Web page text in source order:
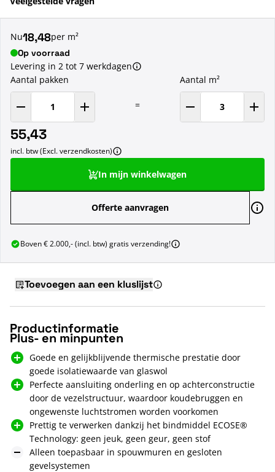
Nu18,48per m²
Op voorraad
Levering in 2 tot 7 werkdagen
Aantal pakken
=
Aantal m²
55,43
incl. btw (Excl. verzendkosten)
In mijn winkelwagen
Offerte aanvragen
Boven € 2.000,- (incl. btw) gratis verzending!
Toevoegen aan een kluslijst
Productinformatie
Plus- en minpunten
Goede en gelijkblijvende thermische prestatie door
goede isolatiewaarde van glaswol
Perfecte aansluiting onderling en op achterconstructie
door de vezelstructuur, waardoor koudebruggen en
ongewenste luchtstromen worden voorkomen
Prettig te verwerken dankzij het bindmiddel ECOSE®
Technology: geen jeuk, geen geur, geen stof
Alleen toepasbaar in spouwmuren en gesloten
gevelsystemen